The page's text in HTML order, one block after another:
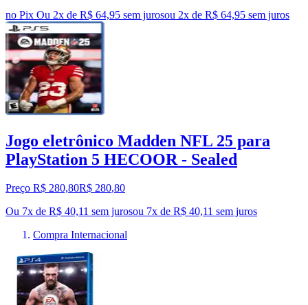
no Pix Ou 2x de R$ 64,95 sem jurosou 2x de R$ 64,95 sem juros
Jogo eletrônico Madden NFL 25 para
PlayStation 5 HECOOR - Sealed
Preço R$ 280,80R$ 280,80
Ou 7x de R$ 40,11 sem jurosou 7x de R$ 40,11 sem juros
Compra Internacional